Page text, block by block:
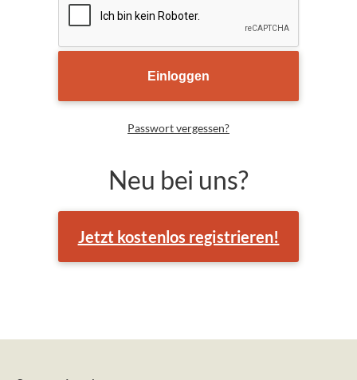
Passwort vergessen?
Neu bei uns?
Jetzt kostenlos registrieren!